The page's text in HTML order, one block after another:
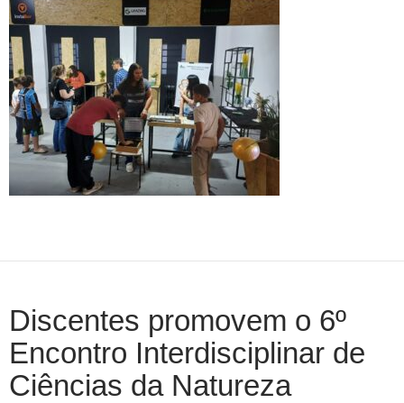
Discentes promovem o 6º
Encontro Interdisciplinar de
Ciências da Natureza